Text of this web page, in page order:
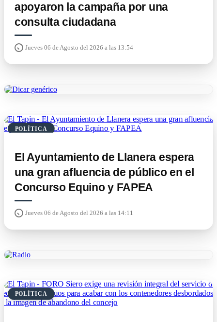
apoyaron la campaña por una
consulta ciudadana
Jueves 06 de Agosto del 2026 a las 13:54
POLÍTICA
El Ayuntamiento de Llanera espera
una gran afluencia de público en el
Concurso Equino y FAPEA
Jueves 06 de Agosto del 2026 a las 14:11
POLÍTICA